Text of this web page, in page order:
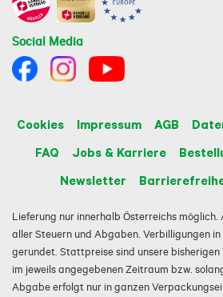
Social Media
Cookies Impressum AGB
FAQ
Jobs & Karriere
Newsletter
Lieferung nur innerhalb Österreichs möglich.
aller Steuern und Abgaben. Verbilligungen
gerundet. Stattpreise sind unsere
im jeweils angegebenen Zeitraum bzw.
Abgabe erfolgt nur in ganzen